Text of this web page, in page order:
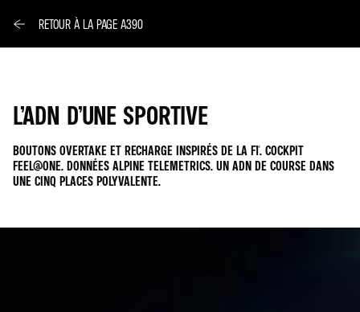
RETOUR À LA PAGE A390
L’ADN D’UNE SPORTIVE
BOUTONS OVERTAKE ET RECHARGE INSPIRÉS DE LA F1®. COCKPIT
FEEL@ONE. DONNÉES ALPINE TELEMETRICS. UN ADN DE COURSE DANS
UNE CINQ PLACES POLYVALENTE.